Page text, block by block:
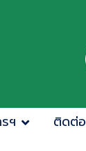
ฯ ติดต่อ